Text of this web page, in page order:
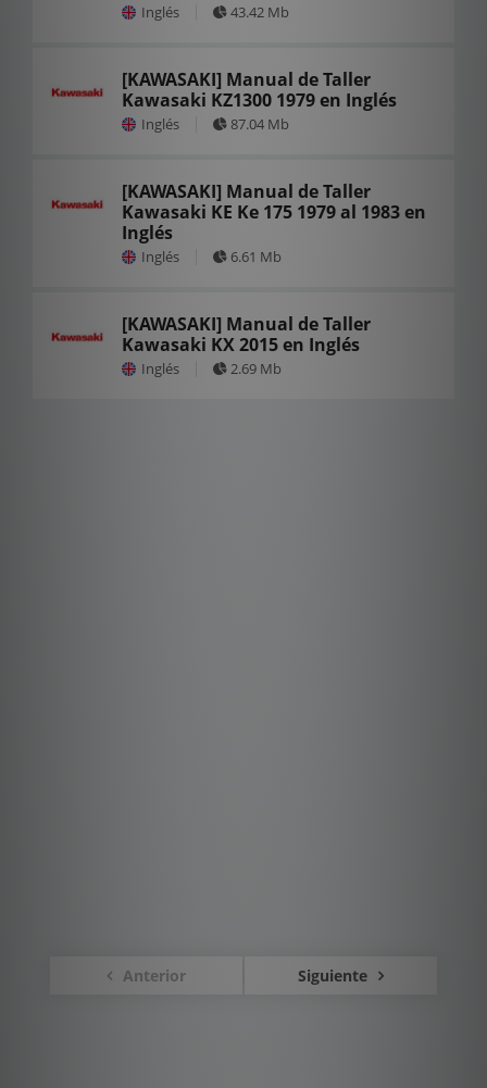
Inglés 43.42 Mb
[KAWASAKI] Manual de Taller
Kawasaki KZ1300 1979 en Inglés
Inglés 87.04 Mb
[KAWASAKI] Manual de Taller
Kawasaki KE Ke 175 1979 al 1983 en
Inglés
Inglés 6.61 Mb
[KAWASAKI] Manual de Taller
Kawasaki KX 2015 en Inglés
Inglés 2.69 Mb
Anterior Siguiente